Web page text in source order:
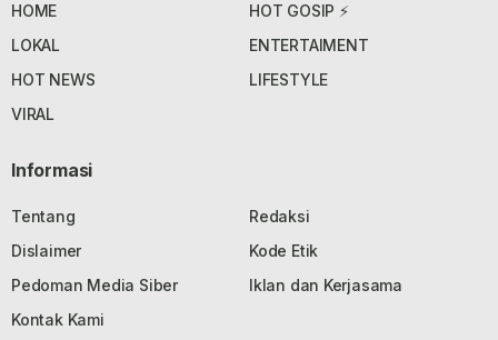
HOME
HOT GOSIP ⚡
LOKAL
ENTERTAIMENT
HOT NEWS
LIFESTYLE
VIRAL
Informasi
Tentang
Redaksi
Dislaimer
Kode Etik
Pedoman Media Siber
Iklan dan Kerjasama
Kontak Kami